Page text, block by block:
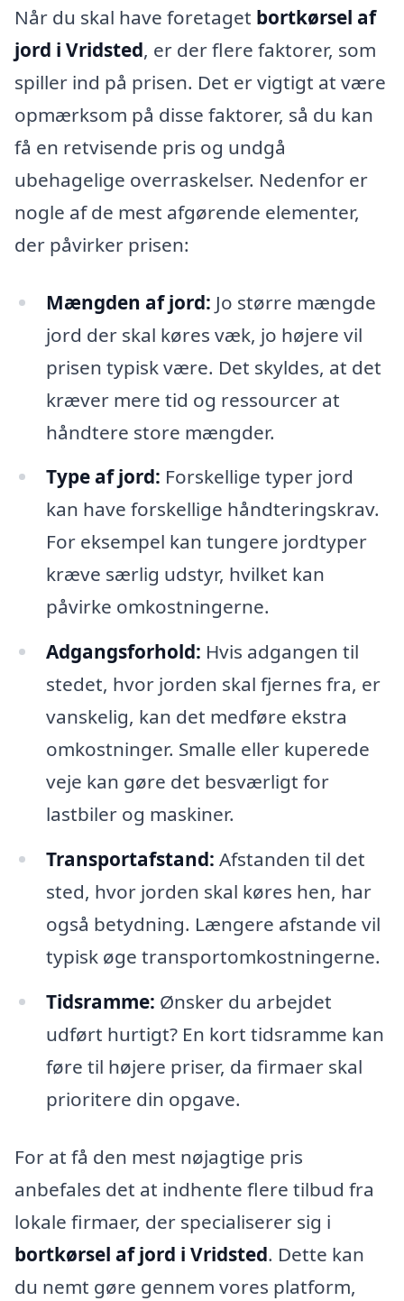
Når du skal have foretaget bortkørsel af
jord i Vridsted, er der flere faktorer, som
spiller ind på prisen. Det er vigtigt at være
opmærksom på disse faktorer, så du kan
få en retvisende pris og undgå
ubehagelige overraskelser. Nedenfor er
nogle af de mest afgørende elementer,
der påvirker prisen:
Mængden af jord: Jo større mængde
jord der skal køres væk, jo højere vil
prisen typisk være. Det skyldes, at det
kræver mere tid og ressourcer at
håndtere store mængder.
Type af jord: Forskellige typer jord
kan have forskellige håndteringskrav.
For eksempel kan tungere jordtyper
kræve særlig udstyr, hvilket kan
påvirke omkostningerne.
Adgangsforhold: Hvis adgangen til
stedet, hvor jorden skal fjernes fra, er
vanskelig, kan det medføre ekstra
omkostninger. Smalle eller kuperede
veje kan gøre det besværligt for
lastbiler og maskiner.
Transportafstand: Afstanden til det
sted, hvor jorden skal køres hen, har
også betydning. Længere afstande vil
typisk øge transportomkostningerne.
Tidsramme: Ønsker du arbejdet
udført hurtigt? En kort tidsramme kan
føre til højere priser, da firmaer skal
prioritere din opgave.
For at få den mest nøjagtige pris
anbefales det at indhente flere tilbud fra
lokale firmaer, der specialiserer sig i
bortkørsel af jord i Vridsted. Dette kan
du nemt gøre gennem vores platform,